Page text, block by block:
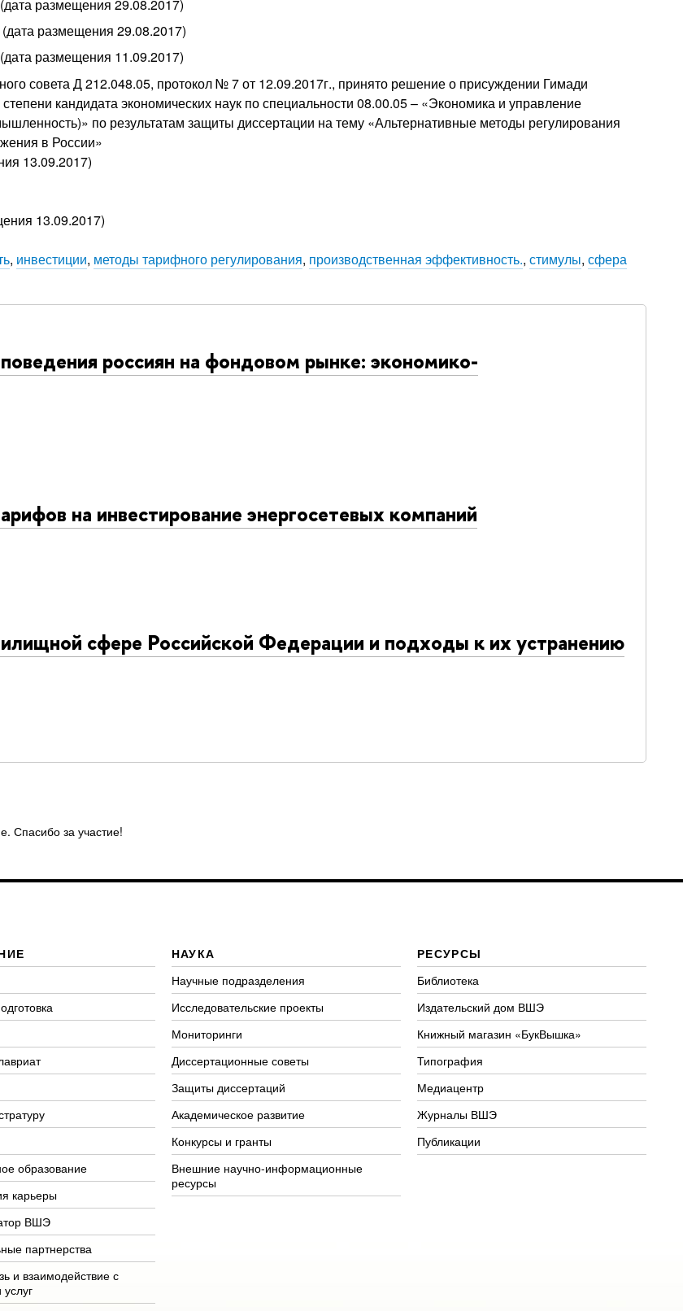
Спасибо за участие!
(дата размещения 29.08.2017)
(дата размещения 29.08.2017)
(дата размещения 11.09.2017)
совета Д 212.048.05, протокол № 7 от 12.09.2017г., принято решение о присуждении Гимади
кандидата экономических наук по специальности 08.00.05 – «Экономика и управление
по результатам защиты диссертации на тему «Альтернативные методы регулирования
в России»
13.09.2017)
13.09.2017)
, инвестиции, методы тарифного регулирования, производственная эффективность., стимулы, сфера
россиян на фондовом рынке: экономико-
на инвестирование энергосетевых компаний
сфере Российской Федерации и подходы к их устранению
образование
карьеры
ВШЭ
партнерства
и взаимодействие с
НАУКА
Научные подразделения
Исследовательские проекты
Мониторинги
Диссертационные советы
Защиты диссертаций
Академическое развитие
Конкурсы и гранты
Внешние научно-информационные
ресурсы
РЕСУРСЫ
Библиотека
Издательский дом ВШЭ
Книжный магазин «БукВышка»
Типография
Медиацентр
Журналы ВШЭ
Публикации